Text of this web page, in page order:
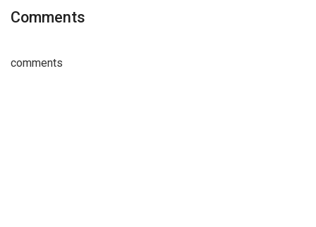
Comments
comments